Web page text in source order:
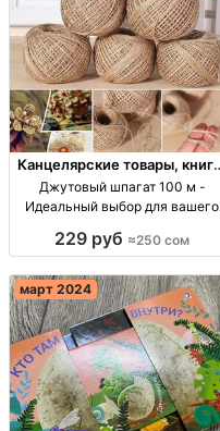
Канцелярские товары,
учебники
Джутовый шпагат 100 м -
Идеальный выбор для вашего
250 сом. Опт.
229 руб ≈250 сом
март 2024